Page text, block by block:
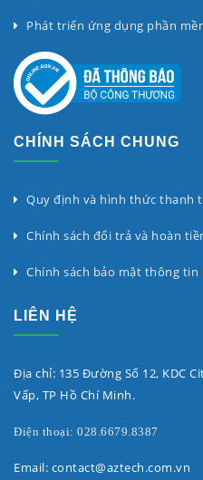
Phát triển ứng dụng phần
CHÍNH SÁCH CHUNG
Quy định và hình thức thanh
Chính sách đổi trả và hoàn
Chính sách bảo mật thông tin
LIÊN HỆ
Địa chỉ: 135 Đường Số 12, KDC
Vấp, TP Hồ Chí Minh.
Điện thoại: 028.6679.8387
Email: contact@aztech.com.vn